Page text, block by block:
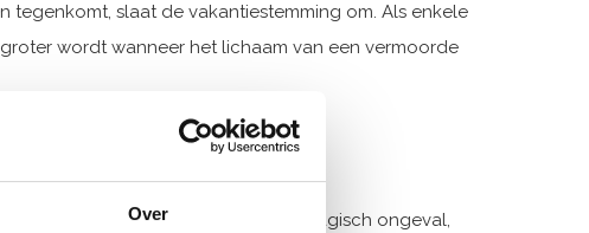
Over
tegenkomt, slaat de vakantiestemming om. Als enkele
wordt wanneer het lichaam van een vermoorde
is volgens het schoolhoofd een tragisch ongeval,